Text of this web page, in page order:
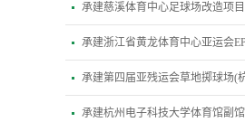
承建慈溪体育中心足球场改造项目